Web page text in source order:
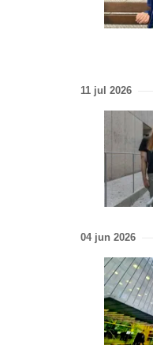
11 jul 2026
04 jun 2026